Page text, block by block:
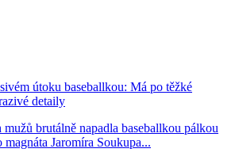
útoku baseballkou: Má po těžké
detaily
brutálně napadla baseballkou pálkou
Jaromíra Soukupa...